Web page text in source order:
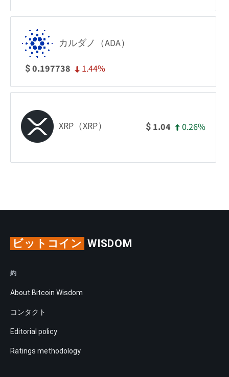
カルダノ（ADA）
$0.197738 1.44%
XRP（XRP） $ 1.04 0.26%
ビットコイン WISDOM
約
About Bitcoin Wisdom
コンタクト
Editorial policy
Ratings methodology